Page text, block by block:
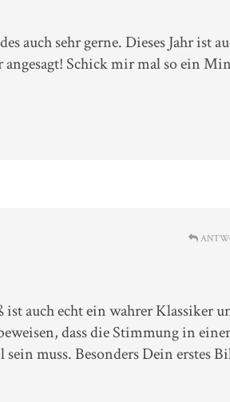
auch sehr gerne. Dieses Jahr ist
Schick mir mal so ein
auch echt ein wahrer Klassiker
dass die Stimmung in
muss. Besonders Dein erstes